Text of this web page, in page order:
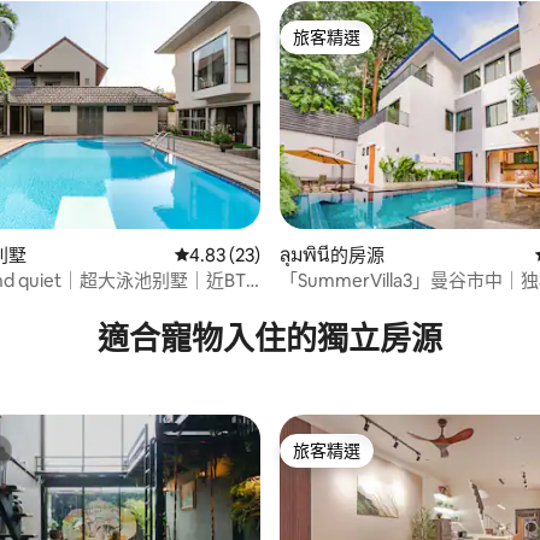
的平均評分（滿分 5 分）
墅 從 23 則評價中獲得 4.83 的平均評分（滿分 5
4.83 (23)
quiet｜超大泳池别墅｜近BTS
旅客精選
旅客精選
ลุมพินี的房源
「SummerVilla3」曼谷市中｜
適合寵物入住的獨立房源
旅客精選
旅客精選